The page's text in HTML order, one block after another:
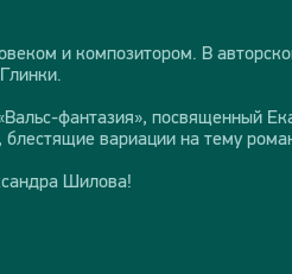
и композитором. В
фантазия», посвященный
вариации на тему
Шилова!